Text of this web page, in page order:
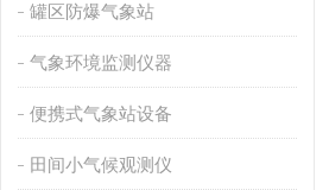
罐区防爆气象站
气象环境监测仪器
便携式气象站设备
田间小气候观测仪